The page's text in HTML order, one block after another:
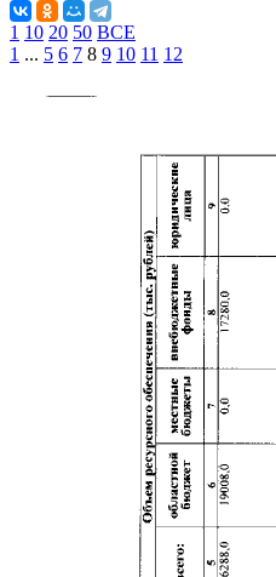
1 10 20 50 ВСЕ
1 ... 5 6 7 8 9 10 11 12